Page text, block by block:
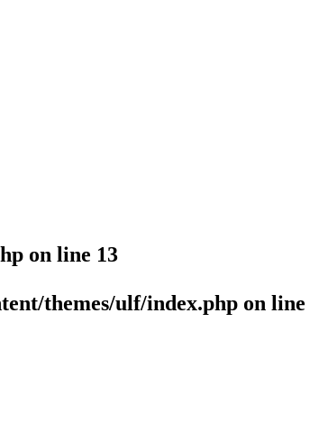
on line 13
themes/ulf/index.php on line